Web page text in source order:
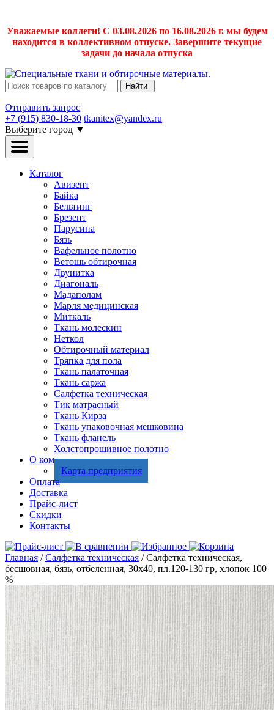
Уважаемые коллеги! С 03.08.2026 по 16.08.2026 г. мы будем
находится в коллективном отпуске. Завершите текущие
задачи до начала отпуска
Найти
Отправить запрос
+7 (915) 830-18-30 tkanitex@yandex.ru
Выберите город ▼
Каталог
Авизент
Байка
Бельтинг
Брезент
Парусина
Бязь
Вафельное полотно
Ветошь обтирочная
Двунитка
Диагональ
Мадаполам
Марля медицинская
Миткаль
Ткань молескин
Неткол
Обтирочный материал
Тряпка для пола
Ткань палаточная
Ткань саржа
Салфетка техническая
Тик матрасный
Ткань Кирза
Ткань упаковочная мешковина
Ткань фланель
Холстопрошивное полотно
О компании
Карта предприятия
Оплата
Доставка
Прайс-лист
Скидки
Контакты
Главная /Салфетка техническая / Салфетка техническая,
бесшовная, бязь, отбеленная, 30х40, пл.120-130 гр, хлопок 100
%